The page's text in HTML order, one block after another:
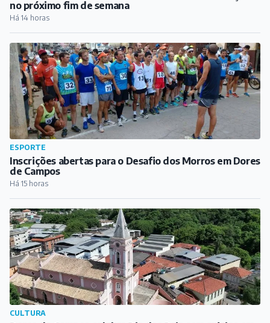
Inscrições abertas para o Desafio dos Morros em Dores
de Campos
Há 15 horas
CULTURA
Dores de Campos celebra Dia dos Pais com música em
praça pública
Há 16 horas